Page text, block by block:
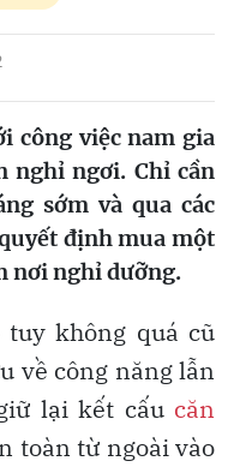
công việc nam gia
nghỉ ngơi. Chỉ cần
sớm và qua các
định mua một
nơi nghỉ dưỡng.
không quá cũ
về công năng lẫn
lại kết cấu căn
toàn từ ngoài vào